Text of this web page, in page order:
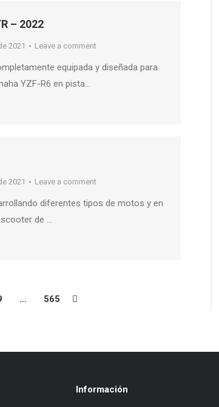
– 2022
2021 Leave a comment
equipada y diseñada para
YZF-R6 en pista…
2021 Leave a comment
diferentes tipos de motos y en
de …
… 565
Información